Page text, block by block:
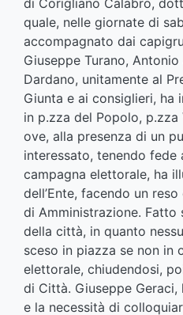
di Corigliano Calabro,
quale, nelle giornate di
accompagnato dai
Giuseppe Turano,
Dardano, unitamente al
Giunta e ai consiglieri, ha
in p.zza del Popolo,
ove, alla presenza di un
interessato, tenendo
campagna elettorale, ha
dell’Ente, facendo un
di Amministrazione.
della città, in quanto
sceso in piazza se non in
elettorale, chiudendosi,
di Città. Giuseppe Geraci,
e la necessità di